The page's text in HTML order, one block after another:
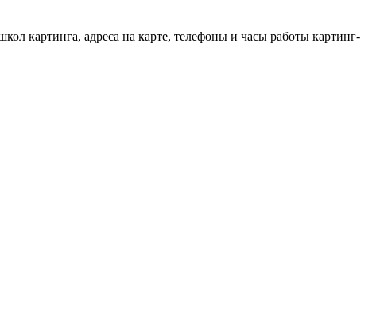
картинга, адреса на карте, телефоны и часы работы картинг-